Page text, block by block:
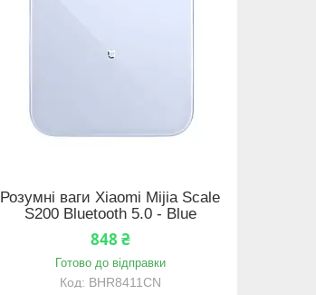
Розумні ваги Xiaomi Mijia Scale
S200 Bluetooth 5.0 - Blue
848 ₴
Готово до відправки
BHR8411CN